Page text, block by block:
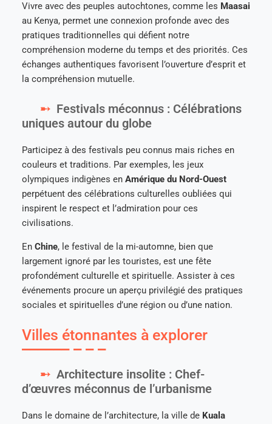
Vivre avec des peuples autochtones, comme les Maasai
au Kenya, permet une connexion profonde avec des
pratiques traditionnelles qui défient notre
compréhension moderne du temps et des priorités. Ces
échanges authentiques favorisent l’ouverture d’esprit et
la compréhension mutuelle.
Festivals méconnus : Célébrations
uniques autour du globe
Participez à des festivals peu connus mais riches en
couleurs et traditions. Par exemples, les jeux
olympiques indigènes en Amérique du Nord-Ouest
perpétuent des célébrations culturelles oubliées qui
inspirent le respect et l’admiration pour ces
civilisations.
En Chine, le festival de la mi-automne, bien que
largement ignoré par les touristes, est une fête
profondément culturelle et spirituelle. Assister à ces
événements procure un aperçu privilégié des pratiques
sociales et spirituelles d’une région ou d’une nation.
Villes étonnantes à explorer
Architecture insolite : Chef-
d’œuvres méconnus de l’urbanisme
Dans le domaine de l’architecture, la ville de Kuala